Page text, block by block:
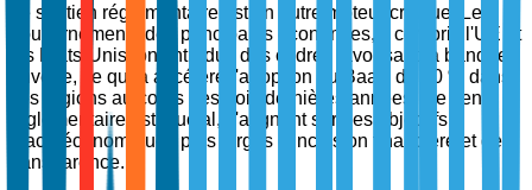
Le soutien réglementaire est un autre moteur critique. Les
gouvernements des principales économies, y compris l'UE et
les États-Unis, ont introduit des cadres favorisant la banque
ouverte, ce qui a accéléré l'adoption du BaaS de 60 % dans
ces régions au cours des trois dernières années. Ce vent
réglementaire est crucial, s'alignant sur des objectifs
macroéconomiques plus larges d'inclusion financière et de
transparence.